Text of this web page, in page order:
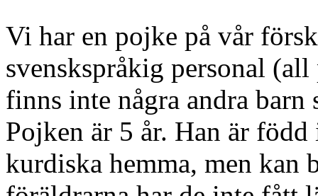
Vi har en pojke på vår
svenskspråkig personal
finns inte några andra
Pojken är 5 år. Han är
kurdiska hemma, men kan